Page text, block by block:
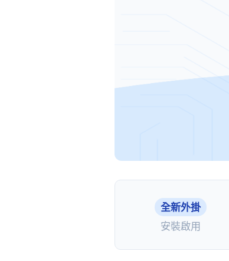
全新外掛
安裝啟用